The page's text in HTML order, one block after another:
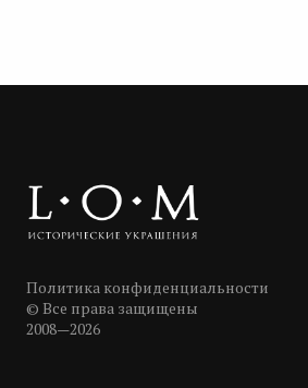
Политика конфиденциальности
© Все права защищены
2008—2026